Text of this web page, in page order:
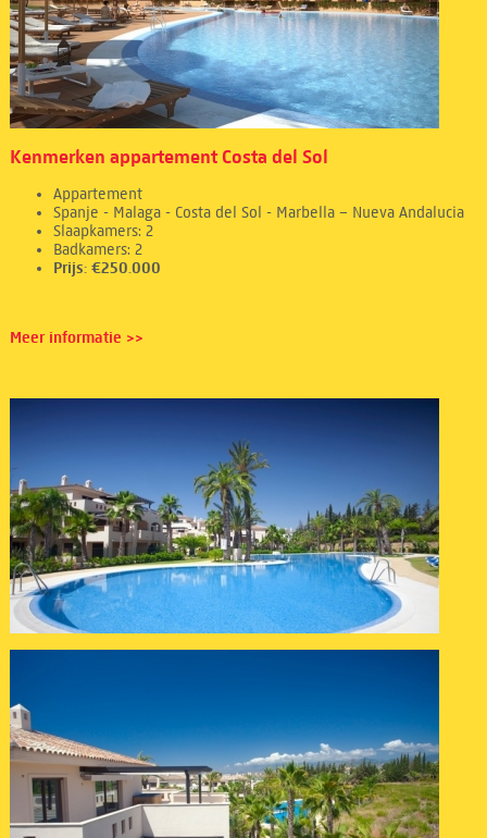
Kenmerken appartement Costa del Sol
Appartement
Spanje - Malaga - Costa del Sol - Marbella – Nueva Andalucia
Slaapkamers: 2
Badkamers: 2
Prijs: €250.000
Meer informatie >>